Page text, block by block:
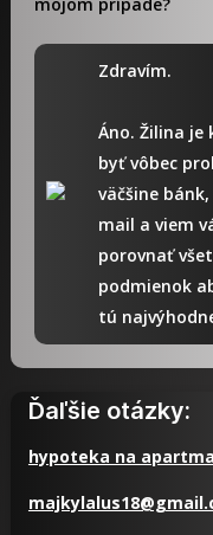
mojom prípade?
Zdravím.
Áno. Žilina je
byť vôbec
väčšine
mail a viem
porovnať
podmienok
tú
Ďaľšie otázky:
hypoteka na